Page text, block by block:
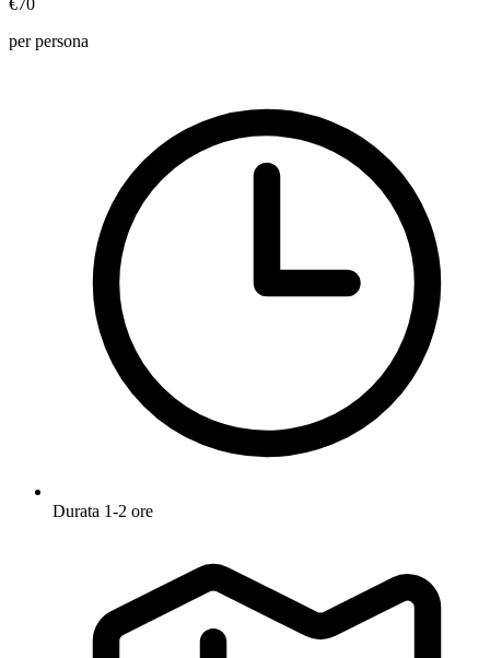
per persona
Durata 1-2 ore